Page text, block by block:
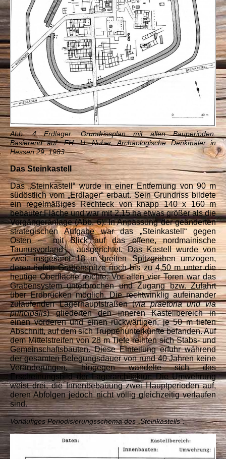
Abb. 4 Erdlager. Grundrissplan mit allen Bauperioden.
Basierend auf: FH. U. Nuber, Archäologische Denkmäler in
Hessen 29, 1983
Das Steinkastell
Das „Steinkastell“ wurde in einer Entfernung von 90 m
südöstlich vom „Erdlager“ erbaut. Sein Grundriss bildete
ein regelmäßiges Rechteck von knapp 140 x 160 m
bebauter Fläche und war mit 2,15 ha etwas größer als die
Vorgängeranlage (Abb. 6). In Anpassung der geänderten
strategischen Aufgabe war das „Steinkastell“ gegen
Osten — mit Blick auf das offene, nordmainische
Taunusvorland – ausgerichtet. Das Kastell wurde von
zwei, insgesamt 18 m breiten Spitzgräben umzogen,
deren tiefste Grabenspitze noch bis zu 4,50 m unter die
heutige Oberfläche reichte. Vor allen vier Toren war das
Grabensystem unterbrochen und Zugang bzw. Zufahrt
über Erdbrücken möglich. Die rechtwinklig aufeinander
zulaufenden Lagerhauptstraßen (via praetoria und via
principalis) gliederten den inneren Kastellbereich in
einen vorderen und einen rückwärtigen, je 50 m tiefen
Abschnitt, auf dem sich Truppenunterkünfte befanden. Auf
dem Mittelstreifen von 28 m Tiefe reihten sich Stabs- und
Gemeinschaftsbauten. Diese Einteilung erfuhr während
der gesamten Belegungsdauer von rund 40 Jahren keine
Veränderungen, hingegen wandelte sich das
Erscheinungsbild der Lagerarchitektur: Die Umwehrung
weist drei, die Innenbebauung zwei Hauptperioden auf,
deren Abfolgen jedoch nicht völlig gleichzeitig verlaufen
sind.
Vorläufiges Periodisierungsschema des „Steinkastells“: